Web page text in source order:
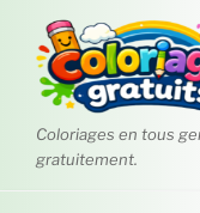
contenu
principal
Coloriages en tous
gratuitement.